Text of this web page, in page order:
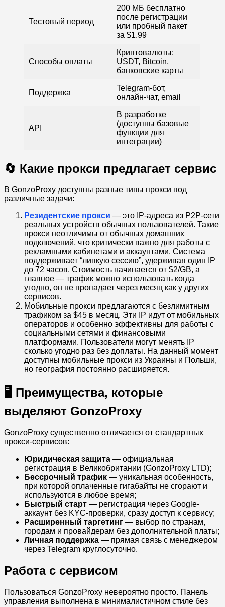
Тестовый период
200 МБ бесплатно
после регистрации
или пробный пакет
за $1.99
Способы оплаты
Криптовалюты:
USDT, Bitcoin,
банковские карты
Поддержка
Telegram-бот,
онлайн-чат, email
API
В разработке
(доступны базовые
функции для
интеграции)
🔄 Какие прокси предлагает сервис
В GonzoProxy доступны разные типы прокси под
различные задачи:
Резидентские прокси — это IP-адреса из P2P-сети
реальных устройств обычных пользователей. Такие
прокси неотличимы от обычных домашних
подключений, что критически важно для работы с
рекламными кабинетами и аккаунтами. Система
поддерживает “липкую сессию”, удерживая один IP
до 72 часов. Стоимость начинается от $2/GB, а
главное — трафик можно использовать когда
угодно, он не пропадает через месяц как у других
сервисов.
Мобильные прокси предлагаются с безлимитным
трафиком за $45 в месяц. Эти IP идут от мобильных
операторов и особенно эффективны для работы с
социальными сетями и финансовыми
платформами. Пользователи могут менять IP
сколько угодно раз без доплаты. На данный момент
доступны мобильные прокси из Украины и Польши,
но география постоянно расширяется.
🖥 Преимущества, которые
выделяют GonzoProxy
GonzoProxy существенно отличается от стандартных
прокси-сервисов:
Юридическая защита — официальная
регистрация в Великобритании (GonzoProxy LTD);
Бессрочный трафик — уникальная особенность,
при которой оплаченные гигабайты не сгорают и
используются в любое время;
Быстрый старт — регистрация через Google-
аккаунт без KYC-проверки, сразу доступ к сервису;
Расширенный таргетинг — выбор по странам,
городам и провайдерам без дополнительной платы;
Личная поддержка — прямая связь с менеджером
через Telegram круглосуточно.
Работа с сервисом
Пользоваться GonzoProxy невероятно просто. Панель
управления выполнена в минималистичном стиле без